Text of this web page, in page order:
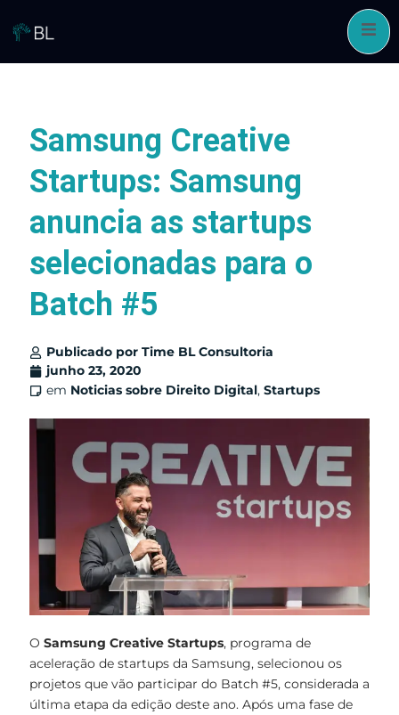
Pular
para
Samsung Creative
Startups: Samsung
anuncia as startups
selecionadas para o
Batch #5
Publicado por Time BL Consultoria
junho 23, 2020
em Noticias sobre Direito Digital, Startups
O Samsung Creative Startups, programa de
aceleração de startups da Samsung, selecionou os
projetos que vão participar do Batch #5, considerada a
última etapa da edição deste ano. Após uma fase de